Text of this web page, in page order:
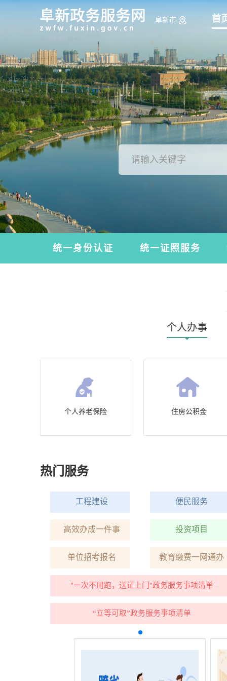
阜新市 首
统一身份认证 统一证照服务
个人办事
个人养老保险 住房公积金
热门服务
工程建设 便民服务
高效办成一件事 投资项目
单位招考报名 教育缴费一网通办
"一次不用跑，送证上门"政务服务事项清单
“立等可取”政务服务事项清单